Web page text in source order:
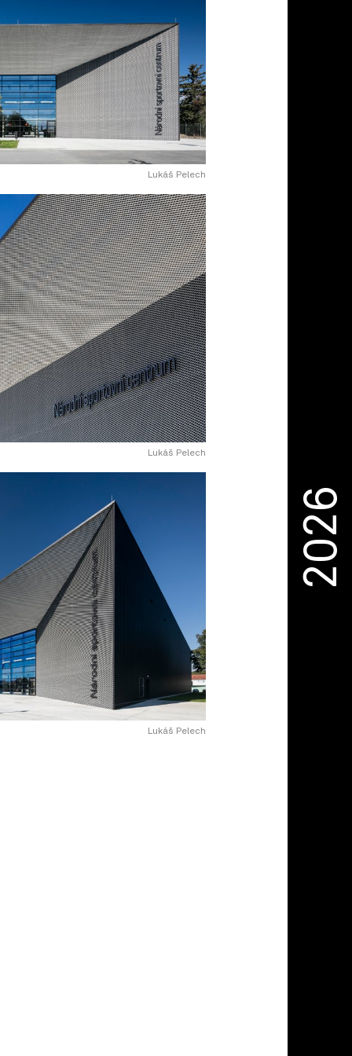
Lukáš Pelech
Lukáš Pelech
Lukáš Pelech
2026